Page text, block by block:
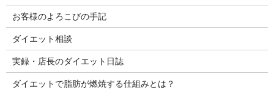
お客様のよろこびの手記
ダイエット相談
実録・店長のダイエット日誌
ダイエットで脂肪が燃焼する仕組みとは？